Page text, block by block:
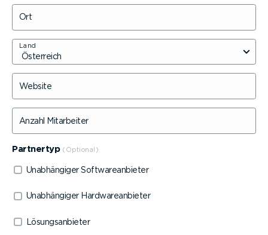
Ort
Land
Website
Anzahl Mitarbeiter
Partnertyp
Unabhän­giger Software­an­bieter
Unabhän­giger Hardware­an­bieter
Lösungs­an­bieter